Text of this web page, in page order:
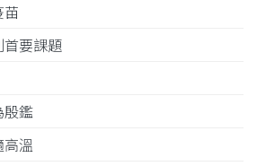
苗
要課題
殷鑑
高溫